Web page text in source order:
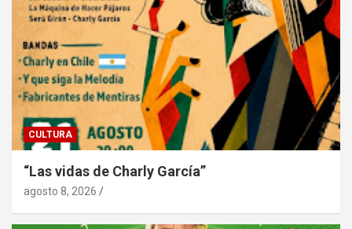
CULTURA
“Las vidas de Charly García”
agosto 8, 2026